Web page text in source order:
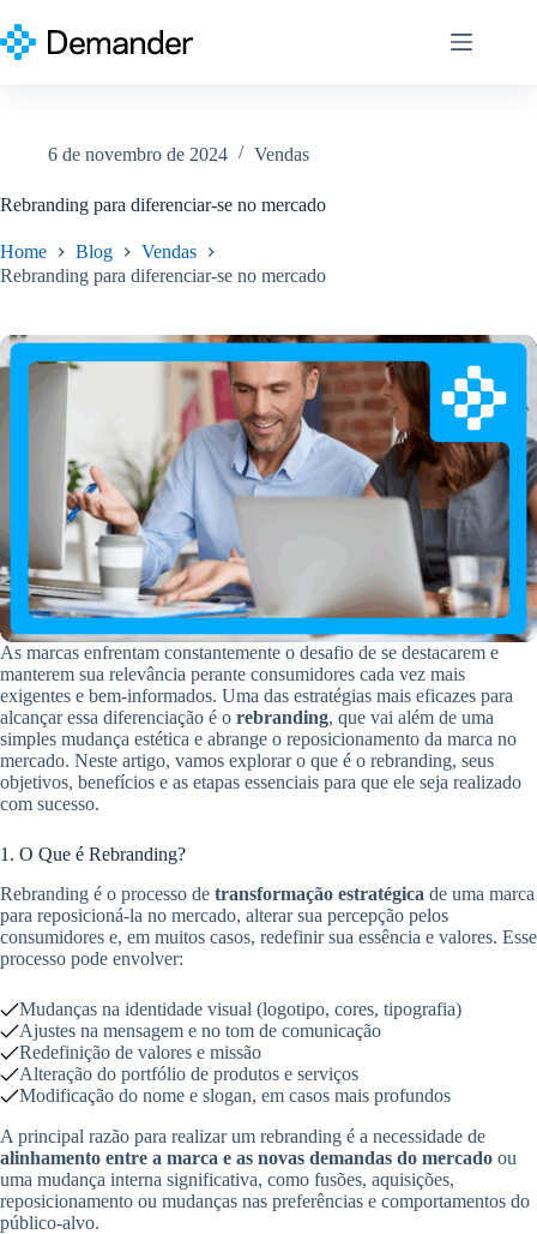
para
o
6 de novembro de 2024 Vendas
Rebranding para diferenciar-se no mercado
Home Blog
Vendas
Rebranding para diferenciar-se no mercado
As marcas enfrentam constantemente o desafio de se destacarem e
manterem sua relevância perante consumidores cada vez mais
exigentes e bem-informados. Uma das estratégias mais eficazes para
alcançar essa diferenciação é o rebranding, que vai além de uma
simples mudança estética e abrange o reposicionamento da marca no
mercado. Neste artigo, vamos explorar o que é o rebranding, seus
objetivos, benefícios e as etapas essenciais para que ele seja realizado
com sucesso.
1. O Que é Rebranding?
Rebranding é o processo de transformação estratégica de uma marca
para reposicioná-la no mercado, alterar sua percepção pelos
consumidores e, em muitos casos, redefinir sua essência e valores. Esse
processo pode envolver:
Mudanças na identidade visual (logotipo, cores, tipografia)
Ajustes na mensagem e no tom de comunicação
Redefinição de valores e missão
Alteração do portfólio de produtos e serviços
Modificação do nome e slogan, em casos mais profundos
A principal razão para realizar um rebranding é a necessidade de
alinhamento entre a marca e as novas demandas do mercado ou
uma mudança interna significativa, como fusões, aquisições,
reposicionamento ou mudanças nas preferências e comportamentos do
público-alvo.